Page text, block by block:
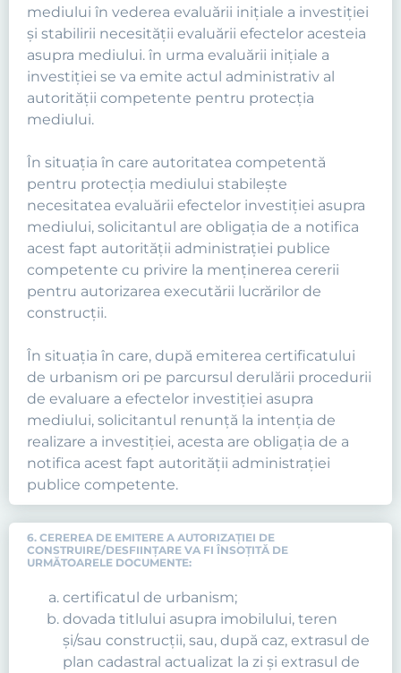
mediului în vederea evaluării iniţiale a investiţiei
şi stabilirii necesităţii evaluării efectelor acesteia
asupra mediului. în urma evaluării iniţiale a
investiţiei se va emite actul administrativ al
autorităţii competente pentru protecţia
mediului.
În situaţia în care autoritatea competentă
pentru protecţia mediului stabileşte
necesitatea evaluării efectelor investiţiei asupra
mediului, solicitantul are obligaţia de a notifica
acest fapt autorităţii administraţiei publice
competente cu privire la menţinerea cererii
pentru autorizarea executării lucrărilor de
construcţii.
În situaţia în care, după emiterea certificatului
de urbanism ori pe parcursul derulării procedurii
de evaluare a efectelor investiţiei asupra
mediului, solicitantul renunţă la intenţia de
realizare a investiţiei, acesta are obligaţia de a
notifica acest fapt autorităţii administraţiei
publice competente.
6. CEREREA DE EMITERE A AUTORIZAŢIEI DE
CONSTRUIRE/DESFIINŢARE VA FI ÎNSOȚITĂ DE
URMĂTOARELE DOCUMENTE:
certificatul de urbanism;
dovada titlului asupra imobilului, teren
şi/sau construcţii, sau, după caz, extrasul de
plan cadastral actualizat la zi şi extrasul de